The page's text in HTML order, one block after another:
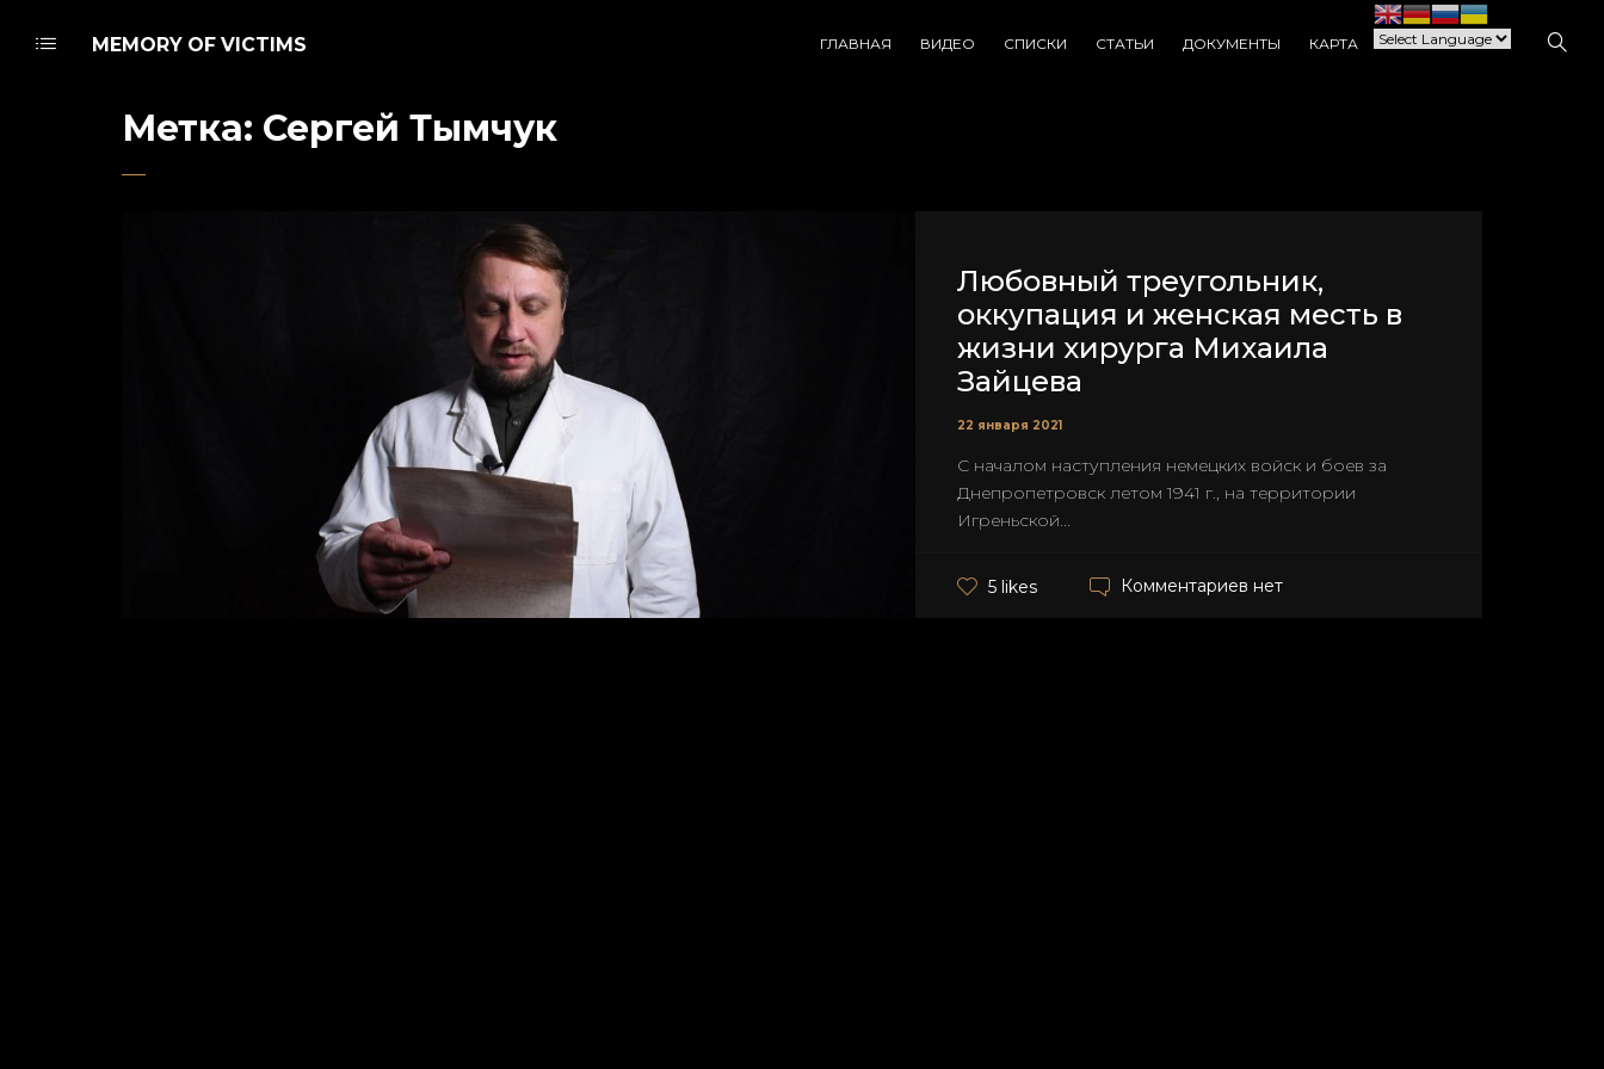
MEMORY OF VICTIMS ГЛАВНАЯ ВИДЕО СПИСКИ СТАТЬИ ДОКУМЕНТЫ КАРТА
Метка: Сергей Тымчук
Любовный треугольник,
оккупация и женская месть в
жизни хирурга Михаила
Зайцева
22 января 2021
С началом наступления немецких войск и боев за
Днепропетровск летом 1941 г., на территории
Игреньской...
5 likes Комментариев нет